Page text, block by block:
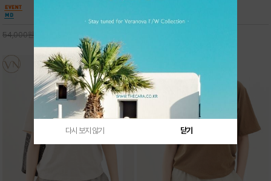
안함을 동시에 느낄수 있으며 차분하고 필요한
컬러웨이로 단독 또는 린넨 자켓/ 여름점퍼 안에
54,000원
엣이 편안하며 ★도회적인 무드로 루즈하게 단독
다시 보지 않기 닫기